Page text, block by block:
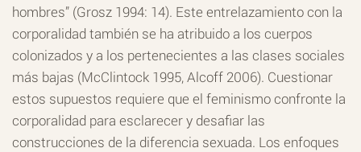
hombres” (Grosz 1994: 14). Este entrelazamiento con la
corporalidad también se ha atribuido a los cuerpos
colonizados y a los pertenecientes a las clases sociales
más bajas (McClintock 1995, Alcoff 2006). Cuestionar
estos supuestos requiere que el feminismo confronte la
corporalidad para esclarecer y desafiar las
construcciones de la diferencia sexuada. Los enfoques